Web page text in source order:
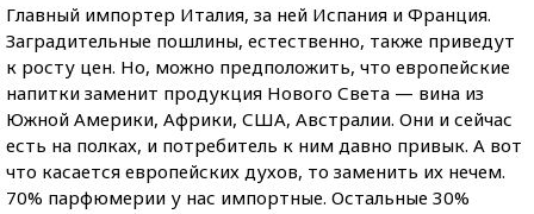
Главный импортер Италия, за ней Испания и Франция.
Заградительные пошлины, естественно, также приведут
к росту цен. Но, можно предположить, что европейские
напитки заменит продукция Нового Света — вина из
Южной Америки, Африки, США, Австралии. Они и сейчас
есть на полках, и потребитель к ним давно привык. А вот
что касается европейских духов, то заменить их нечем.
70% парфюмерии у нас импортные. Остальные 30%